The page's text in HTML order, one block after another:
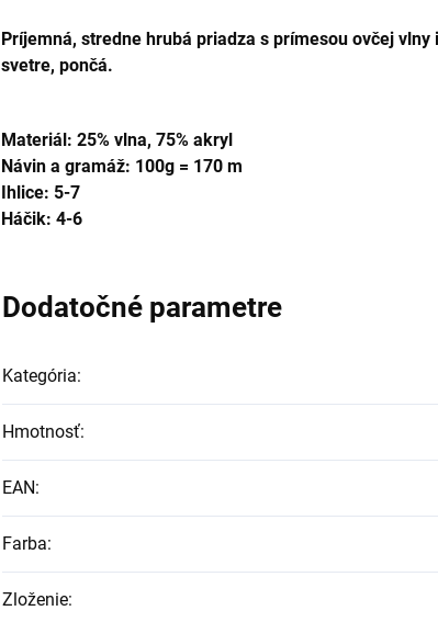
Príjemná, stredne hrubá priadza s prímesou ovčej
svetre, pončá.
Materiál: 25% vlna, 75% akryl
Návin a gramáž: 100g = 170 m
Ihlice: 5-7
Háčik: 4-6
Dodatočné parametre
Kategória:
Hmotnosť:
EAN:
Farba:
Zloženie: